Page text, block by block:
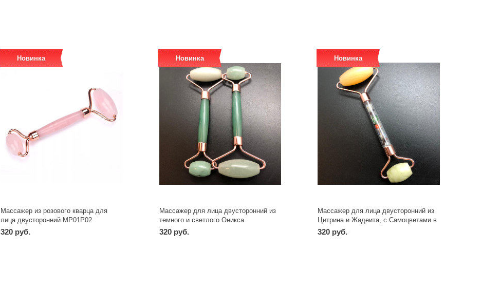
Новинка
Массажер из розового кварца для
лица двусторонний МР01Р02
320 руб.
Новинка
Массажер для лица двусторонний из
темного и светлого Оникса
320 руб.
Новинка
Массажер для лица двусторонний из
Цитрина и Жадеита, с Самоцветами в
ручке МРЦЖ
320 руб.